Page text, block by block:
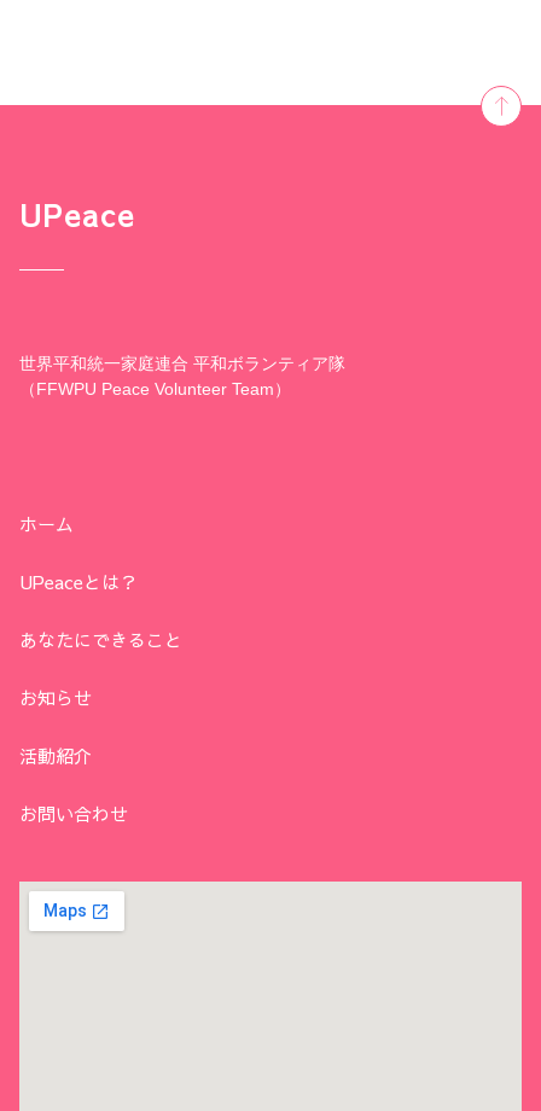
UPeace
世界平和統一家庭連合 平和ボランティア隊
（FFWPU Peace Volunteer Team）
ホーム
UPeaceとは？
あなたにできること
お知らせ
活動紹介
お問い合わせ